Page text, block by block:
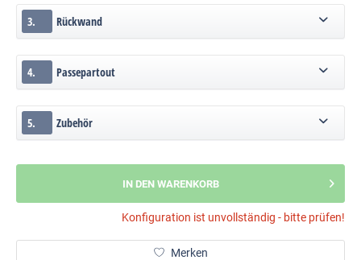
3. Rückwand
4. Passepartout
5. Zubehör
IN DEN WARENKORB
Konfiguration ist unvollständig - bitte prüfen!
Merken